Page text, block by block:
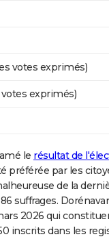
votes exprimés)
exprimés)
le résultat de
préférée par les
de la
suffrages.
2026 qui
inscrits dans les